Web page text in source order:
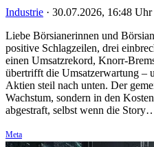
Industrie · 30.07.2026, 16:48 Uhr
Liebe Börsianerinnen und
positive Schlagzeilen, drei
einen Umsatzrekord, Knorr-
übertrifft die Umsatzerwartung –
Aktien steil nach unten. Der
Wachstum, sondern in den
abgestraft, selbst wenn die
Meta